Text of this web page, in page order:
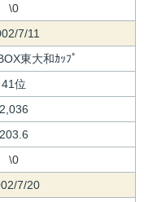
\0
7/11
東大和ｶｯﾌﾟ
41位
2,036
203.6
\0
7/20